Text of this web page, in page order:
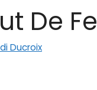
De
Ducroix